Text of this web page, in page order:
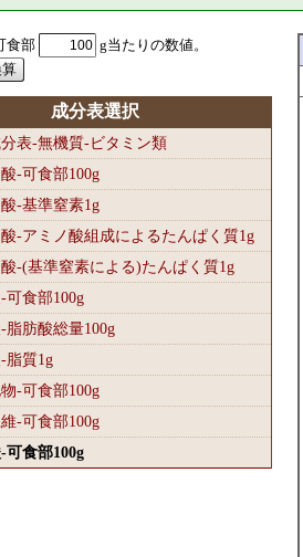
食部 g当たりの数値。
成分表選択
表-無機質-ビタミン類
-可食部100g
-基準窒素1g
-アミノ酸組成によるたんぱく質1g
-(基準窒素による)たんぱく質1g
可食部100g
脂肪酸総量100g
脂質1g
-可食部100g
-可食部100g
可食部100g